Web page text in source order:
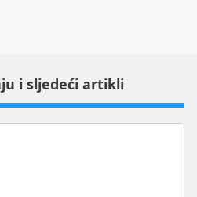
i sljedeći artikli